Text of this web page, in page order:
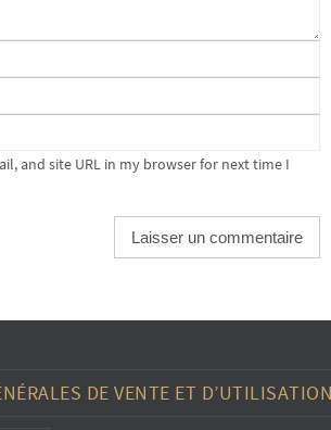
and site URL in my browser for next time I
DE VENTE ET